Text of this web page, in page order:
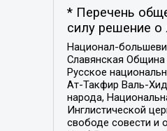
* Перечень
силу решение о
Национал-
Славянская
Русское
Ат-Такфир Валь-
народа,
Инглистической
свободе совести и